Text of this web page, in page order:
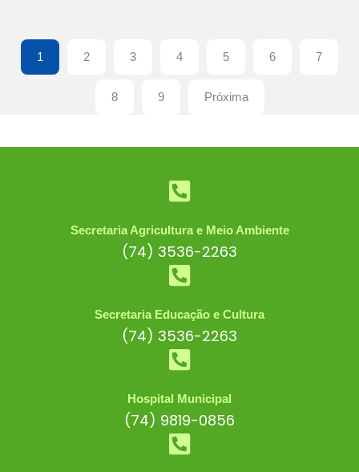
1 2 3 4 5 6 7
8 9 Próxima
Secretaria Agricultura e Meio Ambiente
(74) 3536-2263
Secretaria Educação e Cultura
(74) 3536-2263
Hospital Municipal
(74) 9819-0856